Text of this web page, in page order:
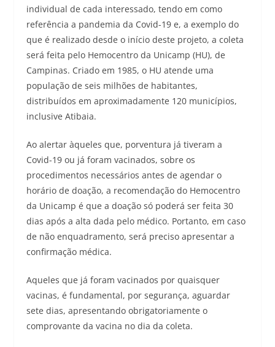
individual de cada interessado, tendo em como
referência a pandemia da Covid-19 e, a exemplo do
que é realizado desde o início deste projeto, a coleta
será feita pelo Hemocentro da Unicamp (HU), de
Campinas. Criado em 1985, o HU atende uma
população de seis milhões de habitantes,
distribuídos em aproximadamente 120 municípios,
inclusive Atibaia.
Ao alertar àqueles que, porventura já tiveram a
Covid-19 ou já foram vacinados, sobre os
procedimentos necessários antes de agendar o
horário de doação, a recomendação do Hemocentro
da Unicamp é que a doação só poderá ser feita 30
dias após a alta dada pelo médico. Portanto, em caso
de não enquadramento, será preciso apresentar a
confirmação médica.
Aqueles que já foram vacinados por quaisquer
vacinas, é fundamental, por segurança, aguardar
sete dias, apresentando obrigatoriamente o
comprovante da vacina no dia da coleta.